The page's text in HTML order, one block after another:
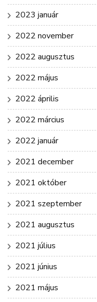
2023 január
2022 november
2022 augusztus
2022 május
2022 április
2022 március
2022 január
2021 december
2021 október
2021 szeptember
2021 augusztus
2021 július
2021 június
2021 május